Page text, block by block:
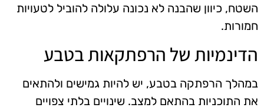
השטח, כיוון שהבנה לא נכונה עלולה להוביל לטעויות
חמורות.
הדינמיות של הרפתקאות בטבע
במהלך הרפתקה בטבע, יש להיות גמישים ולהתאים
את התוכניות בהתאם למצב. שינויים בלתי צפויים